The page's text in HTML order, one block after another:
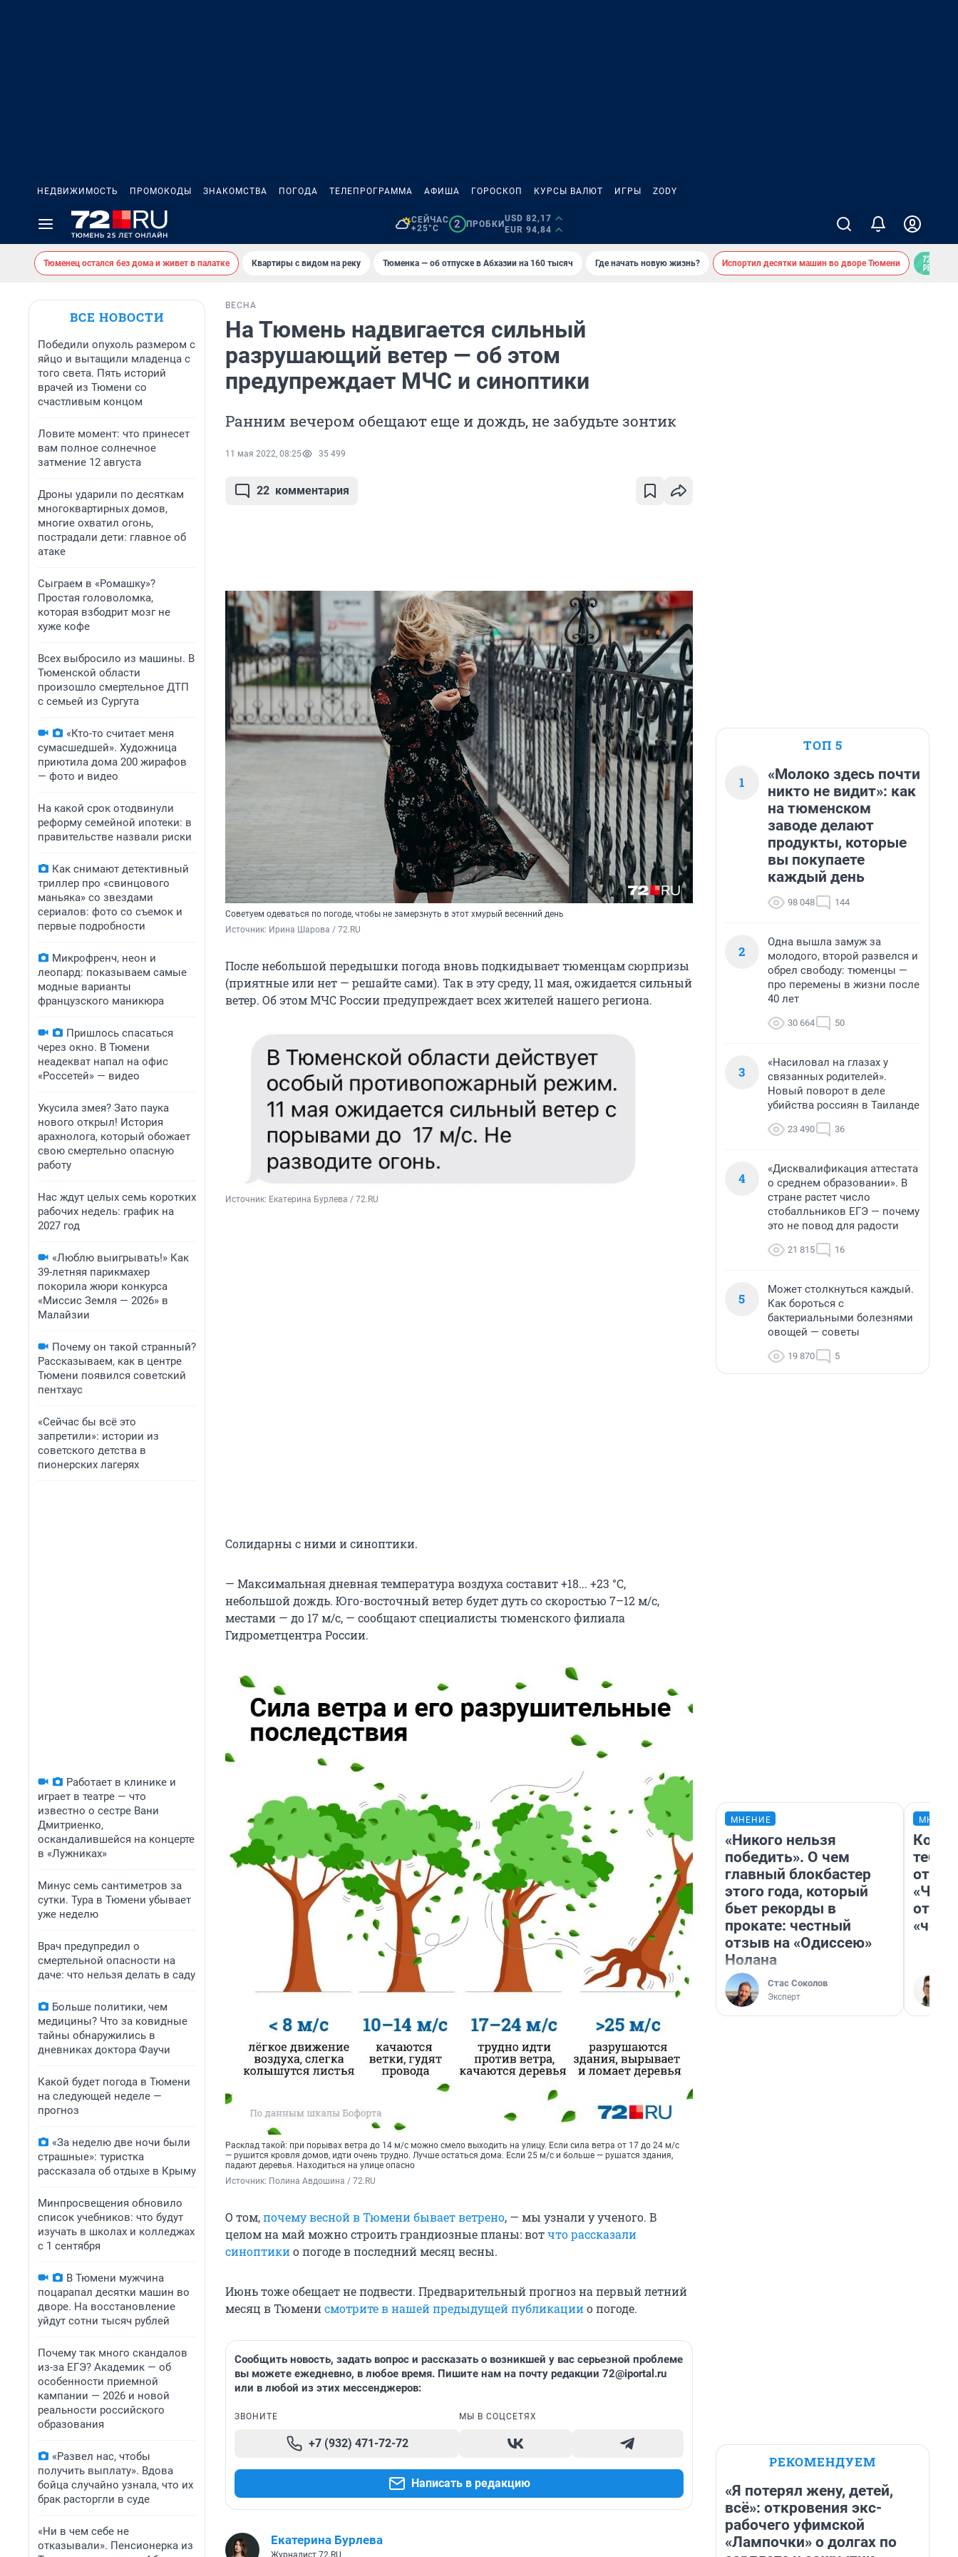
НЕДВИЖИМОСТЬ ПРОМОКОДЫ ЗНАКОМСТВА ПОГОДА ТЕЛЕПРОГРАММА АФИША ГОРОСКОП КУРСЫ ВАЛЮТ ИГРЫ ZODY
СЕЙЧАС
+25°C
2 ПРОБКИ
USD 82,17
EUR 94,84
Тюменец остался без дома и живет в палатке Квартиры с видом на реку Тюменка — об отпуске в Абхазии на 160 тысяч Где начать новую жизнь? Испортил десятки машин во дворе Тюмени
ВСЕ НОВОСТИ
Победили опухоль размером с
яйцо и вытащили младенца с
того света. Пять историй
врачей из Тюмени со
счастливым концом
Ловите момент: что принесет
вам полное солнечное
затмение 12 августа
Дроны ударили по десяткам
многоквартирных домов,
многие охватил огонь,
пострадали дети: главное об
атаке
Сыграем в «Ромашку»?
Простая головоломка,
которая взбодрит мозг не
хуже кофе
Всех выбросило из машины. В
Тюменской области
произошло смертельное ДТП
с семьей из Сургута
«Кто-то считает меня
сумасшедшей». Художница
приютила дома 200 жирафов
— фото и видео
На какой срок отодвинули
реформу семейной ипотеки: в
правительстве назвали риски
Как снимают детективный
триллер про «свинцового
маньяка» со звездами
сериалов: фото со съемок и
первые подробности
Микрофренч, неон и
леопард: показываем самые
модные варианты
французского маникюра
Пришлось спасаться
через окно. В Тюмени
неадекват напал на офис
«Россетей» — видео
Укусила змея? Зато паука
нового открыл! История
арахнолога, который обожает
свою смертельно опасную
работу
Нас ждут целых семь коротких
рабочих недель: график на
2027 год
«Люблю выигрывать!» Как
39-летняя парикмахер
покорила жюри конкурса
«Миссис Земля — 2026» в
Малайзии
Почему он такой странный?
Рассказываем, как в центре
Тюмени появился советский
пентхаус
«Сейчас бы всё это
запретили»: истории из
советского детства в
пионерских лагерях
Работает в клинике и
играет в театре — что
известно о сестре Вани
Дмитриенко,
оскандалившейся на концерте
в «Лужниках»
Минус семь сантиметров за
сутки. Тура в Тюмени убывает
уже неделю
Врач предупредил о
смертельной опасности на
даче: что нельзя делать в саду
Больше политики, чем
медицины? Что за ковидные
тайны обнаружились в
дневниках доктора Фаучи
Какой будет погода в Тюмени
на следующей неделе —
прогноз
«За неделю две ночи были
страшные»: туристка
рассказала об отдыхе в Крыму
Минпросвещения обновило
список учебников: что будут
изучать в школах и колледжах
с 1 сентября
В Тюмени мужчина
поцарапал десятки машин во
дворе. На восстановление
уйдут сотни тысяч рублей
Почему так много скандалов
из-за ЕГЭ? Академик — об
особенности приемной
кампании — 2026 и новой
реальности российского
образования
«Развел нас, чтобы
получить выплату». Вдова
бойца случайно узнала, что их
брак расторгли в суде
«Ни в чем себе не
отказывали». Пенсионерка из
ВЕСНА
На Тюмень надвигается сильный
разрушающий ветер — об этом
предупреждает МЧС и синоптики
Ранним вечером обещают еще и дождь, не забудьте зонтик
11 мая 2022, 08:25 35 499
22 комментария
Советуем одеваться по погоде, чтобы не замерзнуть в этот хмурый весенний день
Источник: Ирина Шарова / 72.RU
После небольшой передышки погода вновь подкидывает тюменцам сюрпризы
(приятные или нет — решайте сами). Так в эту среду, 11 мая, ожидается сильный
ветер. Об этом МЧС России предупреждает всех жителей нашего региона.
Источник: Екатерина Бурлева / 72.RU
Солидарны с ними и синоптики.
— Максимальная дневная температура воздуха составит +18... +23 °С,
небольшой дождь. Юго-восточный ветер будет дуть со скоростью 7–12 м/с,
местами — до 17 м/с, — сообщают специалисты тюменского филиала
Гидрометцентра России.
Расклад такой: при порывах ветра до 14 м/с можно смело выходить на улицу. Если сила ветра от 17 до 24 м/с
— рушится кровля домов, идти очень трудно. Лучше остаться дома. Если 25 м/с и больше — рушатся здания,
падают деревья. Находиться на улице опасно
Источник: Полина Авдошина / 72.RU
О том,почему весной в Тюмени бывает ветрено, — мы узнали у ученого. В
целом на май можно строить грандиозные планы: вотчто рассказали
синоптикио погоде в последний месяц весны.
Июнь тоже обещает не подвести. Предварительный прогноз на первый летний
месяц в Тюменисмотрите в нашей предыдущей публикациио погоде.
Сообщить новость, задать вопрос и рассказать о возникшей у вас серьезной проблеме
вы можете ежедневно, в любое время. Пишите нам на почту редакции 72@iportal.ru
или в любой из этих мессенджеров:
ЗВОНИТЕ
+7 (932) 471-72-72
МЫ В СОЦСЕТЯХ
Написать в редакцию
Екатерина Бурлева
Журналист 72.RU
ТОП 5
1
«Молоко здесь почти
никто не видит»: как
на тюменском
заводе делают
продукты, которые
вы покупаете
каждый день
98 048 144
2
Одна вышла замуж за
молодого, второй развелся и
обрел свободу: тюменцы —
про перемены в жизни после
40 лет
30 664 50
3
«Насиловал на глазах у
связанных родителей».
Новый поворот в деле
убийства россиян в Таиланде
23 490 36
4
«Дисквалификация аттестата
о среднем образовании». В
стране растет число
стобалльников ЕГЭ — почему
это не повод для радости
21 815 16
5
Может столкнуться каждый.
Как бороться с
бактериальными болезнями
овощей — советы
19 870 5
МНЕНИЕ
«Никого нельзя
победить». О чем
главный блокбастер
этого года, который
бьет рекорды в
прокате: честный
отзыв на «Одиссею»
Нолана
Стас Соколов
Эксперт
тебя
РЕКОМЕНДУЕМ
«Я потерял жену, детей,
всё»: откровения экс-
рабочего уфимской
«Лампочки» о долгах по